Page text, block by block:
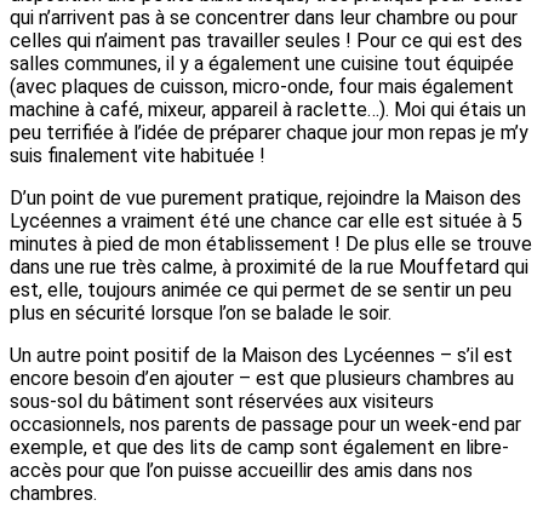
qui n’arrivent pas à se concentrer dans leur chambre ou pour
celles qui n’aiment pas travailler seules ! Pour ce qui est des
salles communes, il y a également une cuisine tout équipée
(avec plaques de cuisson, micro-onde, four mais également
machine à café, mixeur, appareil à raclette…). Moi qui étais un
peu terrifiée à l’idée de préparer chaque jour mon repas je m’y
suis finalement vite habituée !
D’un point de vue purement pratique, rejoindre la Maison des
Lycéennes a vraiment été une chance car elle est située à 5
minutes à pied de mon établissement ! De plus elle se trouve
dans une rue très calme, à proximité de la rue Mouffetard qui
est, elle, toujours animée ce qui permet de se sentir un peu
plus en sécurité lorsque l’on se balade le soir.
Un autre point positif de la Maison des Lycéennes – s’il est
encore besoin d’en ajouter – est que plusieurs chambres au
sous-sol du bâtiment sont réservées aux visiteurs
occasionnels, nos parents de passage pour un week-end par
exemple, et que des lits de camp sont également en libre-
accès pour que l’on puisse accueillir des amis dans nos
chambres.